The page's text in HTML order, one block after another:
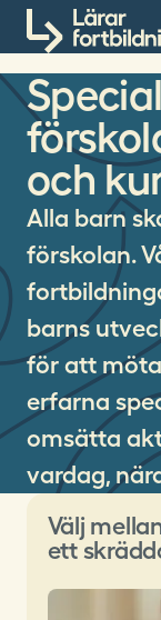
Till innehållet
och
Alla barn
förskolan.
barns
för att möta
erfarna
omsätta
vardag,
Välj
ett